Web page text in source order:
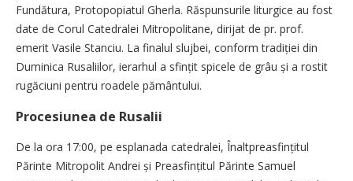
Fundătura, Protopopiatul Gherla. Răspun­surile liturgice au fost
date de Corul Catedralei Mitropolitane, dirijat de pr. prof.
emerit Vasile Stanciu. La finalul slujbei, conform tradiției din
Duminica Rusaliilor, ierarhul a sfințit spicele de grâu și a rostit
rugăciuni pentru roadele pământului.
Procesiunea de Rusalii
De la ora 17:00, pe esplanada catedralei, Înaltpreasfințitul
Părinte Mitropolit Andrei și Preasfințitul Părinte Samuel